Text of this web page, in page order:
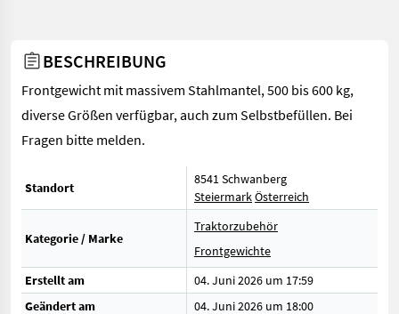
BESCHREIBUNG
Frontgewicht mit massivem Stahlmantel, 500 bis 600 kg,
diverse Größen verfügbar, auch zum Selbstbefüllen. Bei
Fragen bitte melden.
Standort
8541 Schwanberg
SteiermarkÖsterreich
Kategorie / Marke
Traktorzubehör
Frontgewichte
Erstellt am
04. Juni 2026 um 17:59
Geändert am
04. Juni 2026 um 18:00